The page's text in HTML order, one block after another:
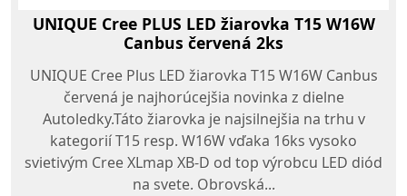
UNIQUE Cree PLUS LED žiarovka T15 W16W
Canbus červená 2ks
UNIQUE Cree Plus LED žiarovka T15 W16W Canbus
červená je najhorúcejšia novinka z dielne
Autoledky.Táto žiarovka je najsilnejšia na trhu v
kategorií T15 resp. W16W vďaka 16ks vysoko
svietivým Cree XLmap XB-D od top výrobcu LED diód
na svete. Obrovská...